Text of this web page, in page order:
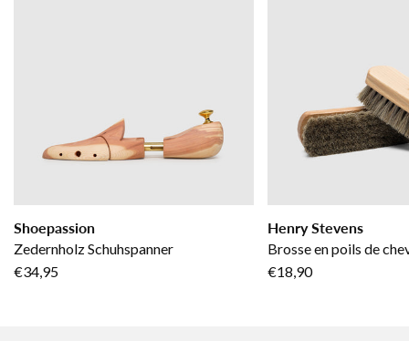
Shoepassion
Zedernholz Schuhspanner
€34,95
Henry Stevens
Brosse en poils de
€18,90